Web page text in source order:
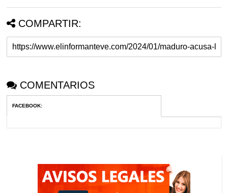
COMPARTIR:
COMENTARIOS
FACEBOOK: